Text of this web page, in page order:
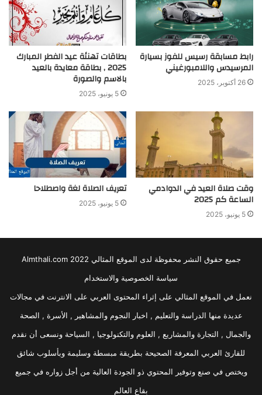
رابط مسابقة رسيس للفوز بسيارة
المرسيدس واللامبورغيني
26 أكتوبر، 2025
بطاقات تهنئة عيد الفطر المبارك
2025 , بطاقة معايدة بالعيد
بالاسم والصورة
5 يونيو، 2025
وقت صلاة العيد في الدوادمي
الساعة كم 2025
5 يونيو، 2025
تعريف الصلاة لغة واصطلاحا
5 يونيو، 2025
جميع حقوق النشر محفوظة لدى الموقع المثالي 2022 Almthali.com
سياسة الخصوصية والاستخدام
نعمل في الموقع المثالي على إثراء المحتوى العربي على الانترنت في مجالات
عديدة منها الدراسة والتعليم , اخبار النجوم والمشاهير , الأسرة , الصحة
والجمال , التجارة والمشاريع , العلوم والتكنولوجيا , السياحة ونسعى أن نقدم
للقارئ العربي المعرفة الصحيحة بطريقة مبسطة وسليمة وبأسلوب شائق
ويختص في صنع وتوفير المحتوي ذو الجودة العالية من أجل زواره في جميع
بقاع العالم